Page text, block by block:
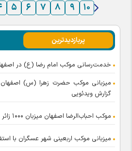
۵ ۶ ۷ ۸ ۹ ۱۰
پربازدیدترین
خدمت‌رسانی موکب امام رضا (ع) در
گزارش ویدئویی
موکب احباب‌الرضا اصفهان میزبان ۱۰۰۰ زائر اربعین در عمود ۷۵۳
میزبانی موکب اربعینی شهر عسگران با